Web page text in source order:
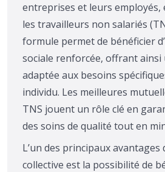
entreprises et leurs
les travailleurs non salariés
formule permet de bénéficier
sociale renforcée, offrant
adaptée aux besoins
individu. Les meilleures
TNS jouent un rôle clé en
des soins de qualité tout en
L’un des principaux avantages
collective est la possibilité de